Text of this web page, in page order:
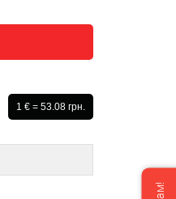
1 € = 53.08 грн.